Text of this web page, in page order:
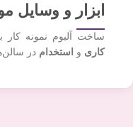
ابزار و وسایل
ساخت آلبوم نمونه کار
کاری و استخدام در